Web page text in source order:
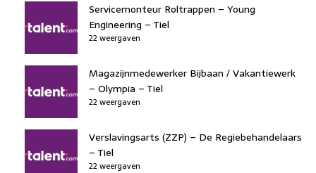
Servicemonteur Roltrappen – Young
Engineering – Tiel
22 weergaven
Magazijnmedewerker Bijbaan / Vakantiewerk
– Olympia – Tiel
22 weergaven
Verslavingsarts (ZZP) – De Regiebehandelaars
– Tiel
22 weergaven